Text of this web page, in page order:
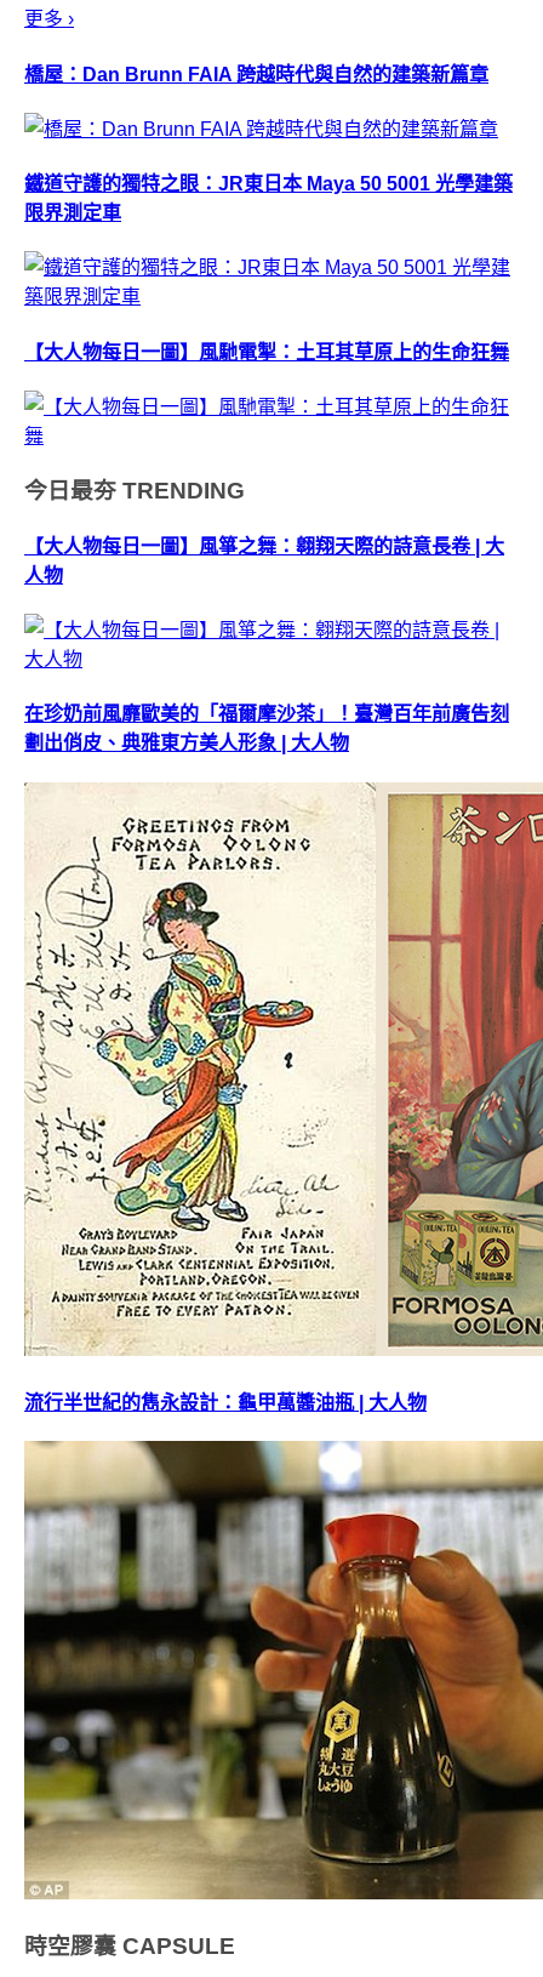
更多 ›
橋屋：Dan Brunn FAIA 跨越時代與自然的建築新篇章
鐵道守護的獨特之眼：JR東日本 Maya 50 5001 光學建築
限界測定車
【大人物每日一圖】風馳電掣：土耳其草原上的生命狂舞
今日最夯 TRENDING
【大人物每日一圖】風箏之舞：翱翔天際的詩意長卷 | 大
人物
在珍奶前風靡歐美的「福爾摩沙茶」！臺灣百年前廣告刻
劃出俏皮、典雅東方美人形象 | 大人物
流行半世紀的雋永設計：龜甲萬醬油瓶 | 大人物
時空膠囊 CAPSULE